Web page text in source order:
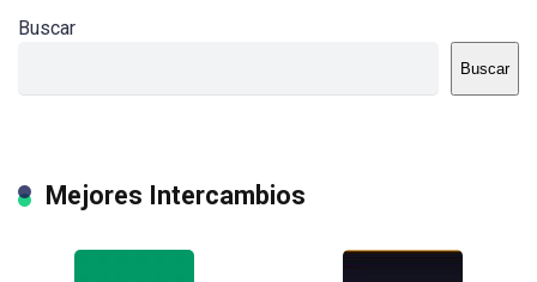
Buscar
Buscar
Mejores Intercambios